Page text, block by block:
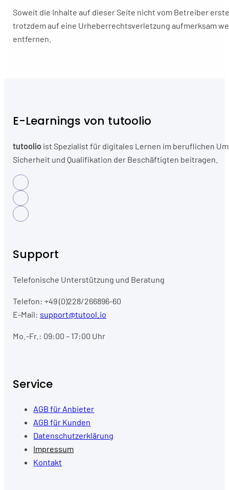
Soweit die Inhalte auf dieser Seite nicht vom Betreiber
trotzdem auf eine Urheberrechtsverletzung aufmerksam
entfernen.
E-Learnings von tutoolio
tutoolio ist Spezialist für digitales Lernen im beruflichen
Sicherheit und Qualifikation der Beschäftigten beitragen.
Support
Telefonische Unterstützung und Beratung
Telefon: +49 (0)228/266896-60
E-Mail: support@tutool.io
Mo.-Fr.: 09:00 – 17:00 Uhr
Service
AGB für Anbieter
AGB für Kunden
Datenschutzerklärung
Impressum
Kontakt